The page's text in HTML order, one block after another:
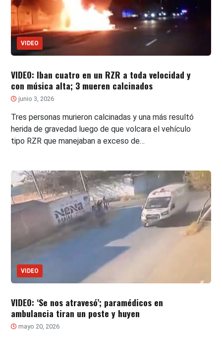
VIDEO
VIDEO: Iban cuatro en un RZR a toda velocidad y
con música alta; 3 mueren calcinados
junio 3, 2026
Tres personas murieron calcinadas y una más resultó
herida de gravedad luego de que volcara el vehículo
tipo RZR que manejaban a exceso de…
VIDEO
VIDEO: ‘Se nos atravesó’; paramédicos en
ambulancia tiran un poste y huyen
mayo 20, 2026